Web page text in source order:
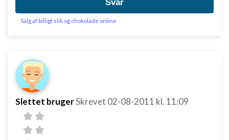
Svar
Salg af billigt slik og chokolade online
Slettet brugerSkrevet 02-08-2011 kl. 11:09